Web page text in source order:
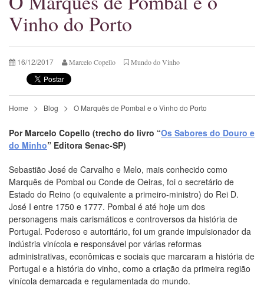
Vinho do Porto
16/12/2017 Marcelo Copello Mundo do Vinho
Home Blog O Marquês de Pombal e o Vinho do Porto
Por Marcelo Copello (trecho do livro “Os Sabores do Douro e
do Minho” Editora Senac-SP)
Sebastião José de Carvalho e Melo, mais conhecido como
Marquês de Pombal ou Conde de Oeiras, foi o secretário de
Estado do Reino (o equivalente a primeiro-ministro) do Rei D.
José I entre 1750 e 1777. Pombal é até hoje um dos
personagens mais carismáticos e controversos da história de
Portugal. Poderoso e autoritário, foi um grande impulsionador da
indústria vinícola e responsável por várias reformas
administrativas, econômicas e sociais que marcaram a história de
Portugal e a história do vinho, como a criação da primeira região
vinícola demarcada e regulamentada do mundo.